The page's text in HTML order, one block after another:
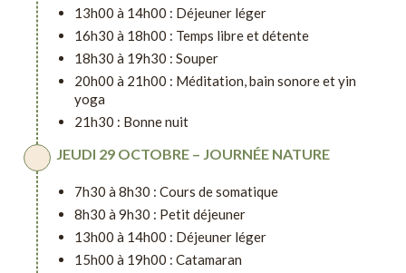
13h00 à 14h00 : Déjeuner léger
16h30 à 18h00 : Temps libre et détente
18h30 à 19h30 : Souper
20h00 à 21h00 : Méditation, bain sonore et yin
yoga
21h30 : Bonne nuit
JEUDI 29 OCTOBRE – JOURNÉE NATURE
7h30 à 8h30 : Cours de somatique
8h30 à 9h30 : Petit déjeuner
13h00 à 14h00 : Déjeuner léger
15h00 à 19h00 : Catamaran